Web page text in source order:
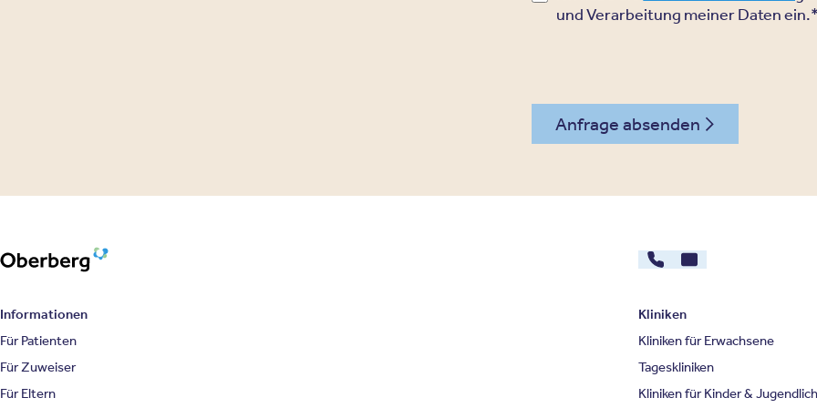
und Verarbeitung meiner Daten ein.*
Anfrage absenden
089 - 89675578
Kontakt
Informationen
Für Patienten
Für Zuweiser
Für Eltern
Kliniken
Kliniken für Erwachsene
Tageskliniken
Kliniken für Kinder &